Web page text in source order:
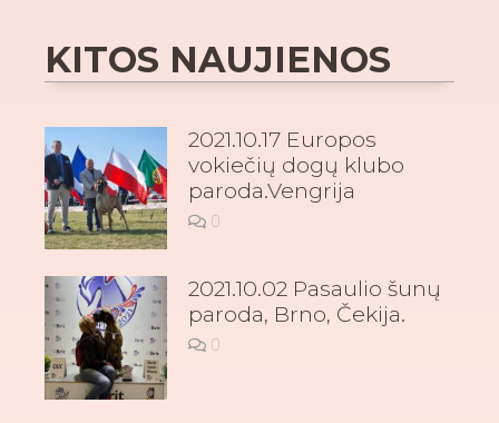
KITOS NAUJIENOS
2021.10.17 Europos
vokiečių dogų klubo
paroda.Vengrija
0
2021.10.02 Pasaulio šunų
paroda, Brno, Čekija.
0